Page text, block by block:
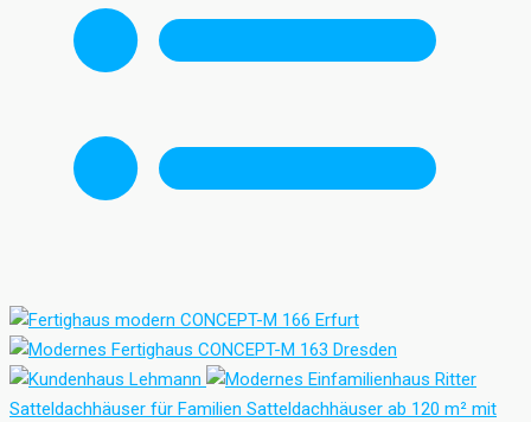
Satteldachhäuser für Familien Satteldachhäuser ab 120 m² mit